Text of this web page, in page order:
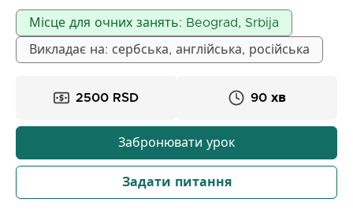
> Приїжджаю за адресою
За домовленістю можливі заняття також для
студентів факультетів і вищих шкіл. Ми можемо
> Розібратися з найскладнішими уроками і
> Зменшити стрес перед іспитами і тестами
> Поліпшити оцінки і навчитися вирішувати
проблеми з легкістю
Місце для очних занять: Beograd, Srbija
Викладає на: сербська, англійська, російська
2500 RSD 90 хв
Забронювати урок
Задати питання